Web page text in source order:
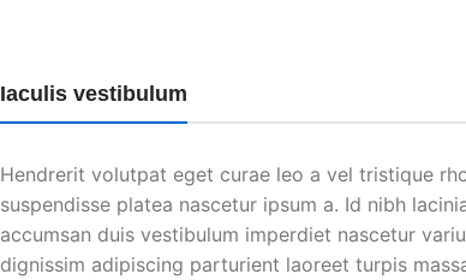
Iaculis vestibulum
Hendrerit volutpat eget curae leo a vel tristique
suspendisse platea nascetur ipsum a. Id nibh
accumsan duis vestibulum imperdiet nascetur
dignissim adipiscing parturient laoreet turpis